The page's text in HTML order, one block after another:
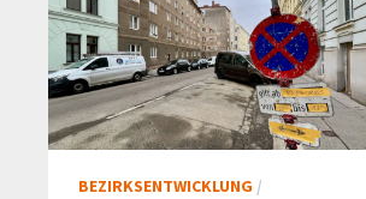
BEZIRKSENTWICKLUNG /